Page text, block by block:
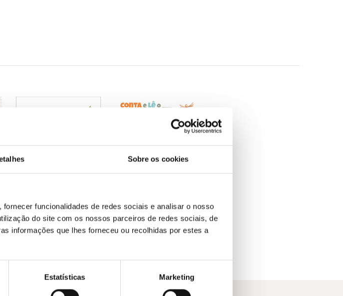
Sobre os cookies
funcionalidades de redes sociais e analisar o nosso
do site com os nossos parceiros de redes sociais, de
informações que lhes forneceu ou recolhidas por estes a
Estatísticas Marketing
preço
original
era:
preço
atual
é:
Descobre Outra Vez o 123
Lara Xavier
preço
original
era:
preço
atual
é:
Conta e Lê o ABC
Lara Xavier